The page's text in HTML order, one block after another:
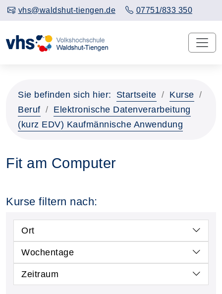
vhs@waldshut-tiengen.de 07751/833 350
Sie befinden sich hier: Startseite
Kurse
Beruf
Elektronische Datenverarbeitung
(kurz EDV) Kaufmännische Anwendung
Fit am Computer
Kurse filtern nach:
Ort
Wochentage
Zeitraum